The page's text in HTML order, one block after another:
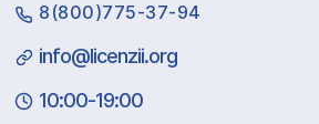
8(800)775-37-94
info@licenzii.org
10:00-19:00